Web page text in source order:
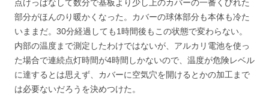
点けっぱなして数分で基板より少し上のカバーの一番くびれた
部分がほんのり暖かくなった。カバーの球体部分も本体も冷た
いままだ。30分経過しても1時間後もこの状態で変わらない。
内部の温度まで測定したわけではないが、アルカリ電池を使っ
た場合で連続点灯時間が4時間しかないので、温度が危険レベル
に達するとは思えず、カバーに空気穴を開けるとかの加工まで
は必要ないだろうを決めつけた。